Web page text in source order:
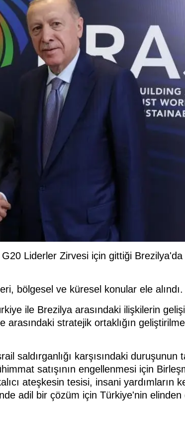
Liderler Zirvesi için gittiği
bölgesel ve küresel konular ele alındı.
ile Brezilya arasındaki ilişkilerin
stratejik ortaklığın
saldırganlığı karşısındaki duruşunun
satışının engellenmesi için
ateşkesin tesisi, insani yardımların
adil bir çözüm için Türkiye'nin